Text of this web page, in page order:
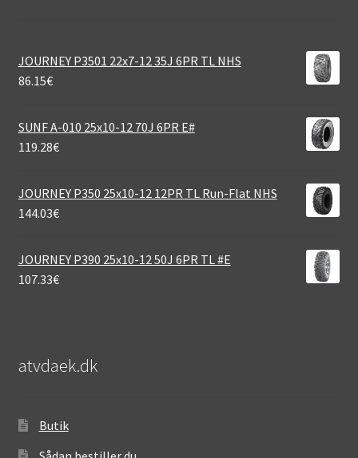
JOURNEY P3501 22x7-12 35J 6PR TL NHS
86.15€
SUNF A-010 25x10-12 70J 6PR E#
119.28€
JOURNEY P350 25x10-12 12PR TL Run-Flat NHS
144.03€
JOURNEY P390 25x10-12 50J 6PR TL #E
107.33€
atvdaek.dk
Butik